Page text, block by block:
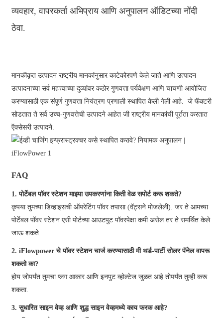
व्यवहार, वापरकर्ता अभिप्राय आणि अनुपालन ऑडिटच्या नोंदी
ठेवा.
मानकीकृत उत्पादन राष्ट्रीय मानकांनुसार काटेकोरपणे केले जाते आणि उत्पादन
उत्पादनाच्या सर्व महत्त्वाच्या दुव्यांवर कठोर गुणवत्ता पर्यवेक्षण आणि चाचणी आयोजित
करण्यासाठी एक संपूर्ण गुणवत्ता नियंत्रण प्रणाली स्थापित केली गेली आहे. जे फॅक्टरी
सोडतात ते सर्व उच्च-गुणवत्तेची उत्पादने आहेत जी राष्ट्रीय मानकांची पूर्तता करतात
ऍक्सेसरी उत्पादने.
FAQ
1. पोर्टेबल पॉवर स्टेशन माझ्या उपकरणांना किती वेळ सपोर्ट करू शकते?
कृपया तुमच्या डिव्हाइसची ऑपरेटिंग पॉवर तपासा (वॅट्सने मोजलेली). जर ते आमच्या
पोर्टेबल पॉवर स्टेशन एसी पोर्टच्या आउटपुट पॉवरपेक्षा कमी असेल तर ते समर्थित केले
जाऊ शकते.
2. iFlowpower चे पॉवर स्टेशन चार्ज करण्यासाठी मी थर्ड-पार्टी सोलर पॅनेल वापरू
शकतो का?
होय जोपर्यंत तुमचा प्लग आकार आणि इनपुट व्होल्टेज जुळत आहे तोपर्यंत तुम्ही करू
शकता.
3. सुधारित साइन वेव्ह आणि शुद्ध साइन वेव्हमध्ये काय फरक आहे?